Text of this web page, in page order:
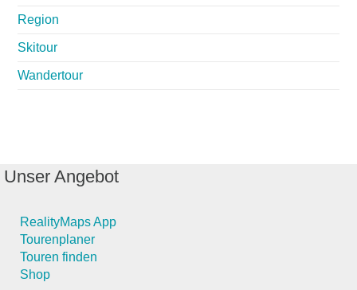
Region
Skitour
Wandertour
Unser Angebot
RealityMaps App
Tourenplaner
Touren finden
Shop